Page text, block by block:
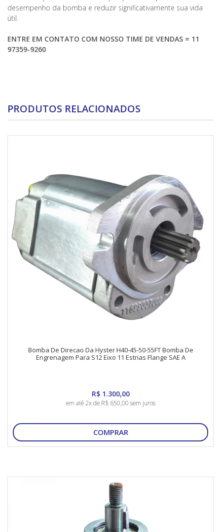
desempenho da bomba e reduzir significativamente sua vida
útil.
ENTRE EM CONTATO COM NOSSO TIME DE VENDAS = 11
97359-9260
PRODUTOS RELACIONADOS
Bomba De Direcao Da Hyster H40-45-50-55FT Bomba De
Engrenagem Para S12 Eixo 11 Estrias Flange SAE A
R$ 1.300,00
em até 2x de R$ 650,00 sem juros
COMPRAR